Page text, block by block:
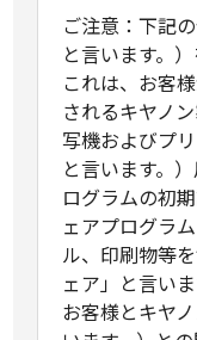
ご注意：下記
と言います。
これは、お客
されるキヤノ
写機およびプ
と言います。
ログラムの初
ェアプログラ
ル、印刷物等
ェア」と言い
お客様とキヤ